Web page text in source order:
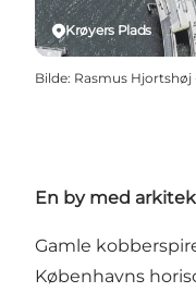
Krøyers Plads
Bilde: Rasmus Hjortshøj
En by med
Gamle
Københavns